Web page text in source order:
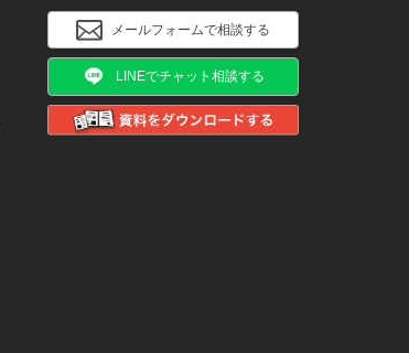
メールフォームで相談する
LINEでチャット相談する